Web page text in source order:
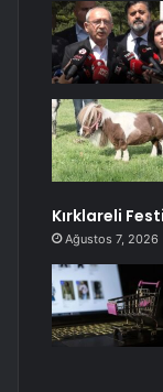
Kırklareli
Ağustos 7, 2026